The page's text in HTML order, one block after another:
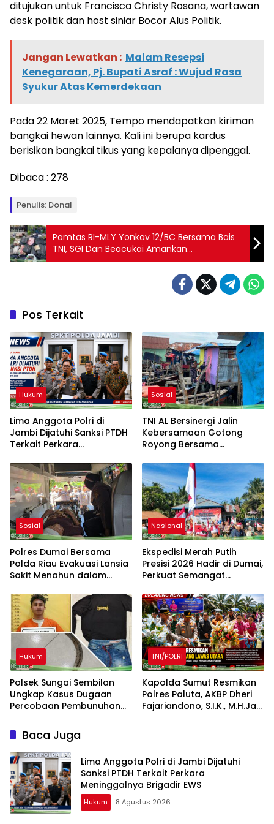
ditujukan untuk Francisca Christy Rosana, wartawan
desk politik dan host siniar Bocor Alus Politik.
Jangan Lewatkan : Malam Resepsi
Kenegaraan, Pj. Bupati Asraf : Wujud Rasa
Syukur Atas Kemerdekaan
Pada 22 Maret 2025, Tempo mendapatkan kiriman
bangkai hewan lainnya. Kali ini berupa kardus
berisikan bangkai tikus yang kepalanya dipenggal.
Dibaca : 278
Penulis: Donal
Pamtas RI-MLY Yonkav 12/BC Bersama Bais
TNI, SGI Dan Beacukai Amankan
Penyeludupan Sembako di Perbatasan
Pos Terkait
Hukum
Lima Anggota Polri di
Jambi Dijatuhi Sanksi PTDH
Terkait Perkara
Sosial
TNI AL Bersinergi Jalin
Kebersamaan Gotong
Royong Bersama
Sebrang Belawan
Sosial
Polres Dumai Bersama
Polda Riau Evakuasi Lansia
Sakit Menahun dalam
Putih Presisi
Nasional
Ekspedisi Merah Putih
Presisi 2026 Hadir di Dumai,
Perkuat Semangat
Kepedulian Sosial
Hukum
Polsek Sungai Sembilan
Ungkap Kasus Dugaan
Percobaan Pembunuhan
TNI/POLRI
Kapolda Sumut Resmikan
Polres Paluta, AKBP Dheri
Fajariandono, S.I.K., M.H.Jadi
Baca Juga
Lima Anggota Polri di Jambi Dijatuhi
Sanksi PTDH Terkait Perkara
Meninggalnya Brigadir EWS
Hukum 8 Agustus 2026